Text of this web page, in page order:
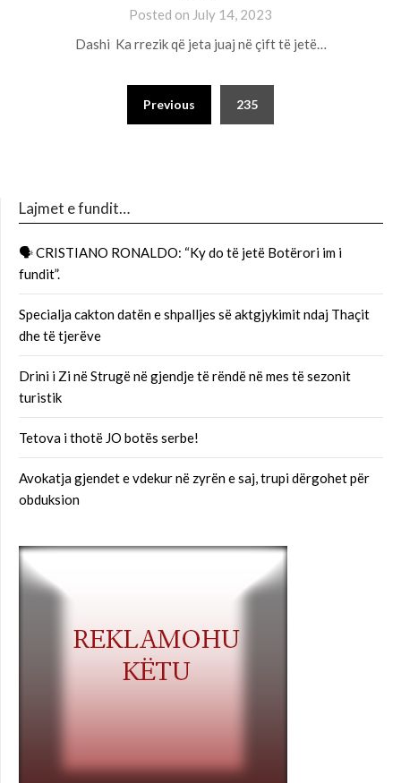
Posted on July 14, 2023
Dashi Ka rrezik që jeta juaj në çift të jetë…
Previous 235
Lajmet e fundit…
🗣 CRISTIANO RONALDO: “Ky do të jetë Botërori im i
fundit”.
Specialja cakton datën e shpalljes së aktgjykimit ndaj Thaçit
dhe të tjerëve
Drini i Zi në Strugë në gjendje të rëndë në mes të sezonit
turistik
Tetova i thotë JO botës serbe!
Avokatja gjendet e vdekur në zyrën e saj, trupi dërgohet për
obduksion